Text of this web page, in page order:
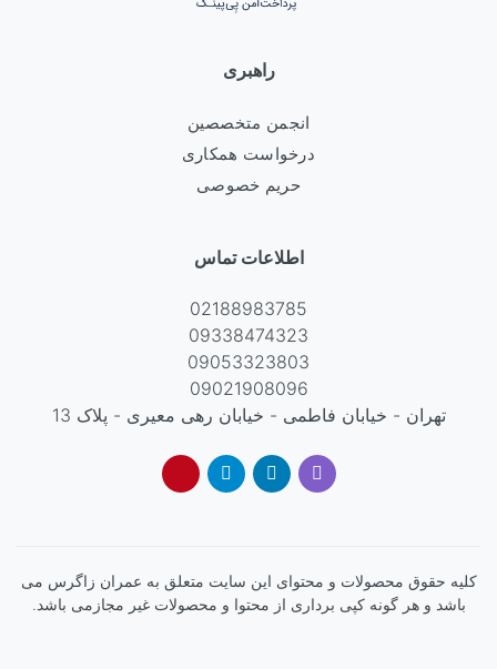
راهبری
انجمن متخصصین
درخواست همکاری
حریم خصوصی
اطلاعات تماس
02188983785
09338474323
09053323803
09021908096
تهران - خیابان فاطمی - خیابان رهی معیری - پلاک 13
کليه حقوق محصولات و محتوای اين سایت متعلق به عمران زاگرس می
باشد و هر گونه کپی برداری از محتوا و محصولات غیر مجازمی باشد.